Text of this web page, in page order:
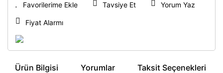
Tavsiye Et Yorum Yaz
Fiyat Alarmı
Ürün Bilgisi Yorumlar Taksit Seçenekleri